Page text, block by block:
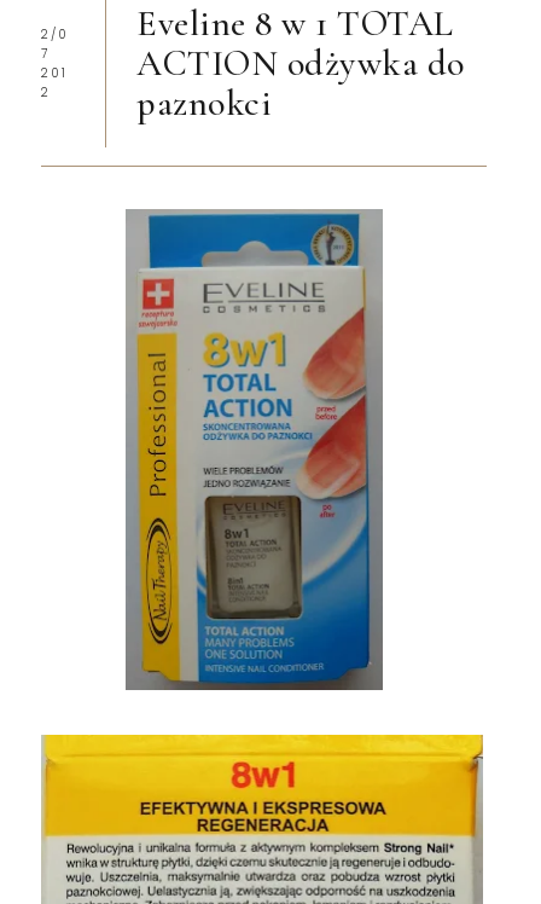
2/0
7
201
2
Eveline 8 w 1 TOTAL
ACTION odżywka do
paznokci